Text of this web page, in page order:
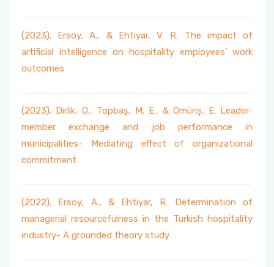
(2023). Ersoy, A., & Ehtiyar, V. R. The impact of
artificial intelligence on hospitality employees’ work
outcomes
(2023). Dirlik, O., Topbaş, M. E., & Ömüriş, E. Leader-
member exchange and job performance in
municipalities- Mediating effect of organizational
commitment
(2022). Ersoy, A., & Ehtiyar, R. Determination of
managerial resourcefulness in the Turkish hospitality
industry- A grounded theory study